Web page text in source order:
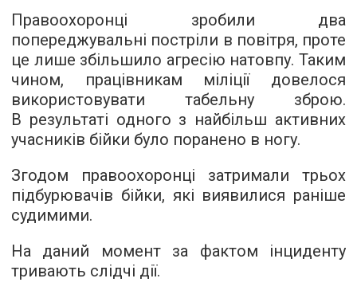
Правоохоронці зробили два
попереджувальні постріли в повітря, проте
це лише збільшило агресію натовпу. Таким
чином, працівникам міліції довелося
використовувати табельну зброю.
В результаті одного з найбільш активних
учасників бійки було поранено в ногу.
Згодом правоохоронці затримали трьох
підбурювачів бійки, які виявилися раніше
судимими.
На даний момент за фактом інциденту
тривають слідчі дії.